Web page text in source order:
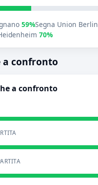
59%Segna Union Berlin
70%
confronto
a confronto